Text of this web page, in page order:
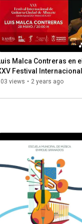
Malca Contreras en el
Festival Internacional
Guitarra Ciudad de
views • 2 years ago